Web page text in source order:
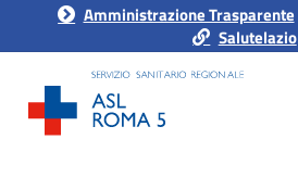
Amministrazione Trasparente
Salutelazio